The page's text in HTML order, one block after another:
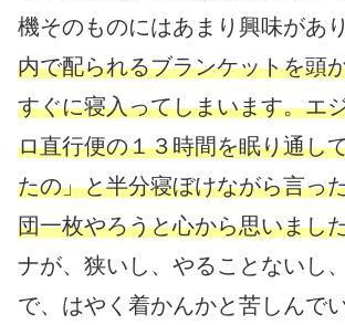
機そのものにはあまり興味があ
内で配られるブランケットを頭
すぐに寝入ってしまいます。エ
ロ直行便の１３時間を眠り通し
たの」と半分寝ぼけながら言っ
団一枚やろうと心から思いまし
ナが、狭いし、やることないし
で、はやく着かんかと苦しん